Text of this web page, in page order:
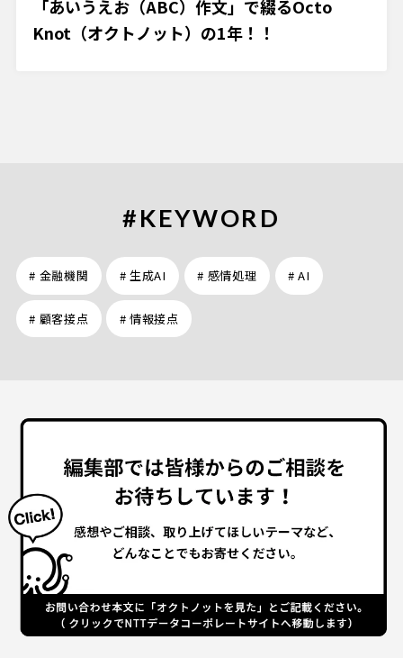
「あいうえお（ABC）作文」で綴るOcto
Knot（オクトノット）の1年！！
#KEYWORD
# 金融機関 # 生成AI # 感情処理 # AI
# 顧客接点 # 情報接点